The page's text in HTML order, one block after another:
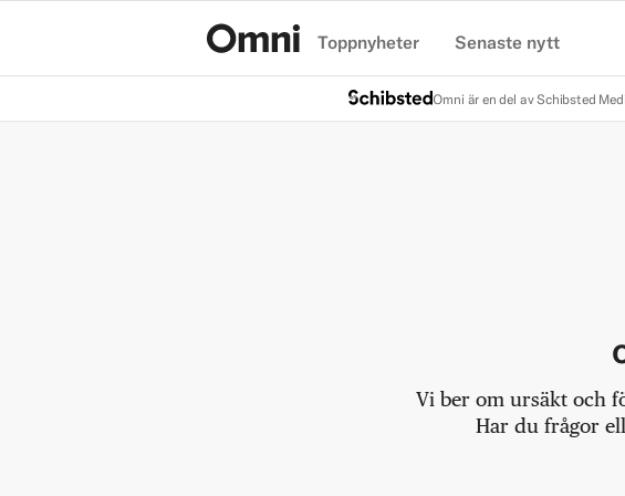
Toppnyheter Senaste nytt
Omni är en del av Schibsted
Vi ber om ursäkt och
Har du frågor